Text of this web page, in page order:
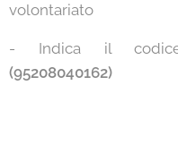
volontariato
- Indica il codice
(95208040162)